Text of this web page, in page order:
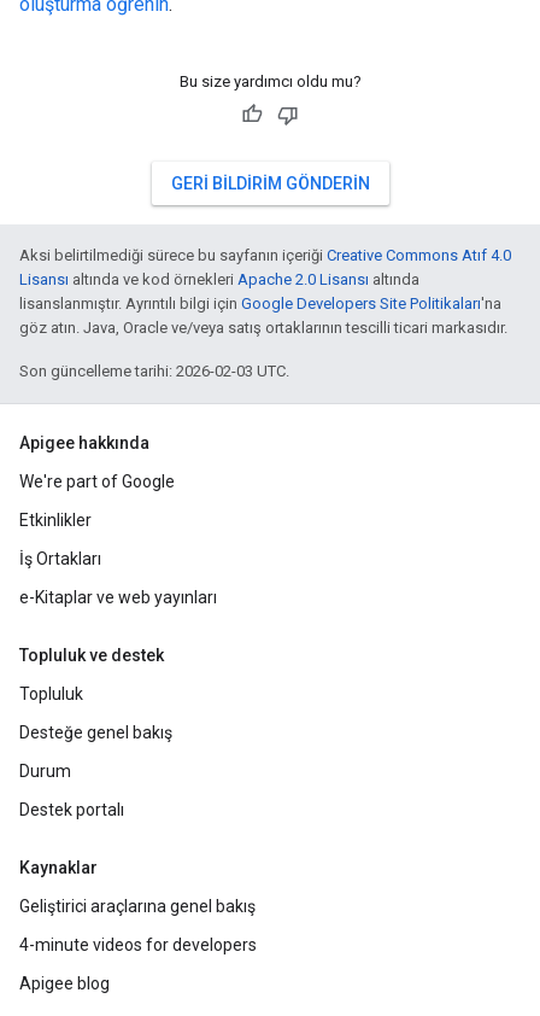
Bu size yardımcı oldu mu?
GERI BILDIRIM GÖNDERIN
Aksi belirtilmediği sürece bu sayfanın içeriği Creative Commons Atıf 4.0
Lisansı altında ve kod örnekleri Apache 2.0 Lisansı altında
lisanslanmıştır. Ayrıntılı bilgi için Google Developers Site Politikaları'na
göz atın. Java, Oracle ve/veya satış ortaklarının tescilli ticari markasıdır.
Son güncelleme tarihi: 2026-02-03 UTC.
Apigee hakkında
We're part of Google
Etkinlikler
İş Ortakları
e-Kitaplar ve web yayınları
Topluluk ve destek
Topluluk
Desteğe genel bakış
Durum
Destek portalı
Kaynaklar
Geliştirici araçlarına genel bakış
4-minute videos for developers
Apigee blog